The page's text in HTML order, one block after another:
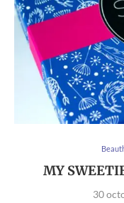
MY
30